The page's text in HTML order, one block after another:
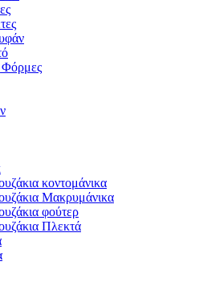
κοντομάνικα
Μακρυμάνικα
φούτερ
Πλεκτά